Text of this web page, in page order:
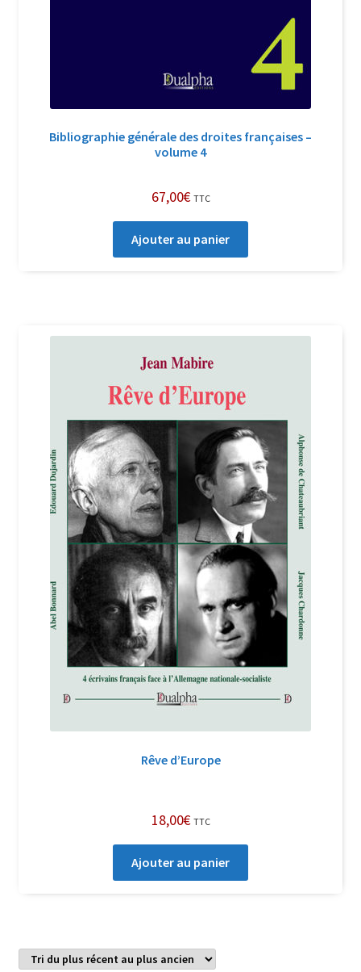
Bibliographie générale des droites françaises –
volume 4
67,00€ TTC
Ajouter au panier
Rêve d’Europe
18,00€ TTC
Ajouter au panier